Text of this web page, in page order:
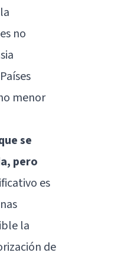
no
menor
se
pero
es
la
de